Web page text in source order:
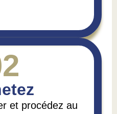
et procédez au